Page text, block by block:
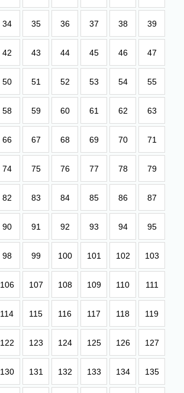
34 35 36 37 38 39
42 43 44 45 46 47
50 51 52 53 54 55
58 59 60 61 62 63
66 67 68 69 70 71
74 75 76 77 78 79
82 83 84 85 86 87
90 91 92 93 94 95
98 99 100 101 102 103
106 107 108 109 110 111
114 115 116 117 118 119
122 123 124 125 126 127
130 131 132 133 134 135